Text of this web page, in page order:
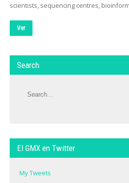
scientists, sequencing centres,
Ver
Search
El GMX en Twitter
My Tweets